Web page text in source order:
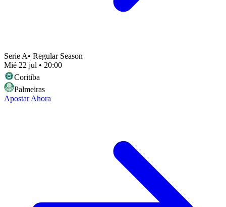
Serie A• Regular Season
Mié 22 jul • 20:00
Coritiba
Palmeiras
Apostar Ahora